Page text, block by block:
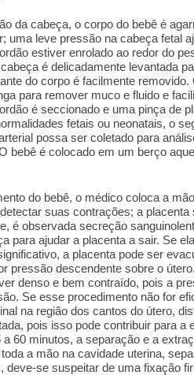
da cabeça, o corpo do bebê é
uma leve pressão na cabeça fetal
estiver enrolado ao redor do
é delicadamente levantada
do corpo é facilmente
para remover muco e fluido e
é seccionado e uma pinça de
fetais ou neonatais, o
possa ser coletado para
bebê é colocado em um berço
do bebê, o médico coloca a
suas contrações; a placenta
é observada secreção
para ajudar a placenta a sair. Se
a placenta pode ser
pressão descendente sobre o
denso e bem contraído, pois a
Se esse procedimento não for
na região dos cantos do útero,
pois isso pode contribuir para a
60 minutos, a separação e a
a mão na cavidade uterina,
deve-se suspeitar de uma fixação